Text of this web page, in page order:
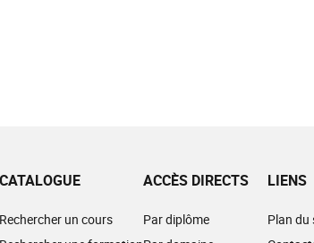
CATALOGUE
Rechercher un cours
ACCÈS DIRECTS
Par diplôme
LIENS
Plan du